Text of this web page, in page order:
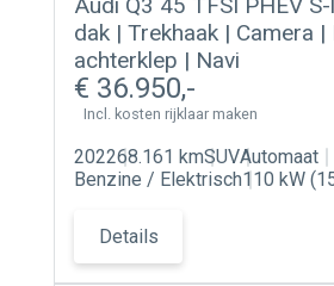
Contact
Actueel
dak | Trekhaak | Camera |
achterklep | Navi
36.950
Incl. kosten rijklaar maken
202268.161 kmSUVAutomaat
Benzine / Elektrisch110 kW
Details